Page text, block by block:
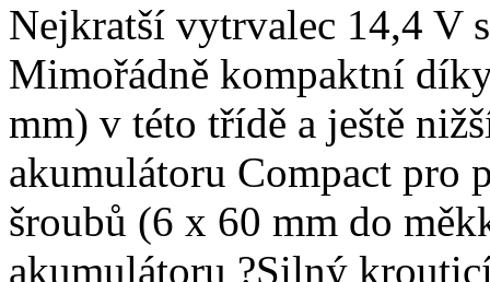
Nejkratší vytrvalec 14,4 V
Mimořádně kompaktní
mm) v této třídě a ještě
akumulátoru Compact pro
šroubů (6 x 60 mm do
akumulátoru ?Silný